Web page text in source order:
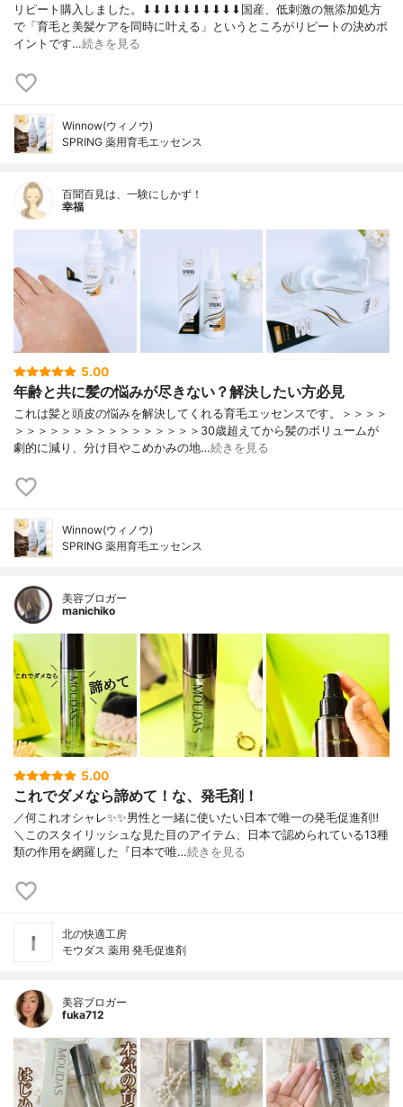
リピート購入しました。⬇︎⬇︎⬇︎⬇︎⬇︎⬇︎⬇︎⬇︎⬇︎⬇︎国産、低刺激の無添加処方
で「育毛と美髪ケアを同時に叶える」というところがリピートの決めポ
イントです…続きを見る
Winnow(ウィノウ)
SPRING 薬用育毛エッセンス
百聞百見は、一験にしかず！
幸福
5.00
年齢と共に髪の悩みが尽きない？解決したい方必見
これは髪と頭皮の悩みを解決してくれる育毛エッセンスです。＞＞＞＞
＞＞＞＞＞＞＞＞＞＞＞＞＞＞＞＞30歳超えてから髪のボリュームが
劇的に減り、分け目やこめかみの地…続きを見る
Winnow(ウィノウ)
SPRING 薬用育毛エッセンス
美容ブロガー
manichiko
5.00
これでダメなら諦めて！な、発毛剤！
／何これオシャレ✨✨男性と一緒に使いたい日本で唯一の発毛促進剤‼︎
＼このスタイリッシュな見た目のアイテム、日本で認められている13種
類の作用を網羅した『日本で唯…続きを見る
北の快適工房
モウダス 薬用 発毛促進剤
美容ブロガー
fuka712